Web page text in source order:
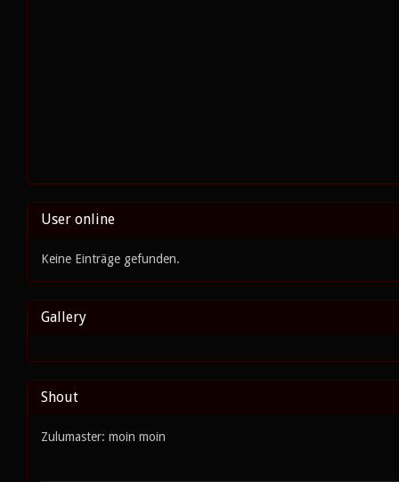
User online
Keine Einträge gefunden.
Gallery
Shout
Zulumaster: moin moin